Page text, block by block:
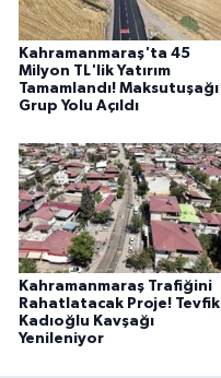
Kahramanmaraş'ta 45
Milyon TL'lik Yatırım
Tamamlandı! Maksutuşağı
Grup Yolu Açıldı
Kahramanmaraş Trafiğini
Rahatlatacak Proje! Tevfik
Kadıoğlu Kavşağı
Yenileniyor